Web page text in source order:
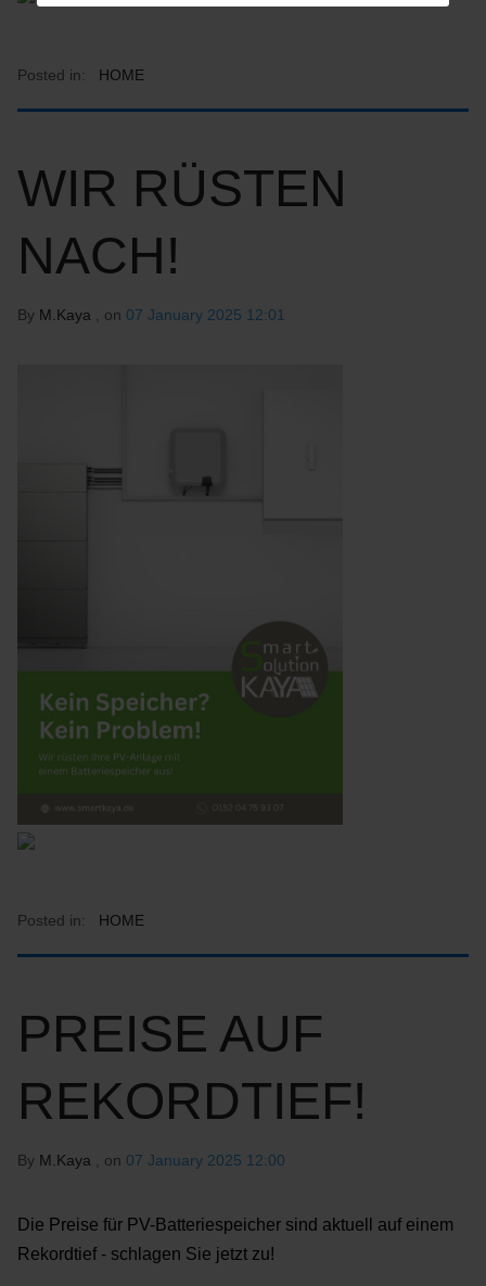
Posted in: HOME
WIR RÜSTEN
NACH!
By M.Kaya , on 07 January 2025 12:01
Posted in: HOME
PREISE AUF
REKORDTIEF!
By M.Kaya , on 07 January 2025 12:00
Die Preise für PV-Batteriespeicher sind aktuell auf einem
Rekordtief - schlagen Sie jetzt zu!